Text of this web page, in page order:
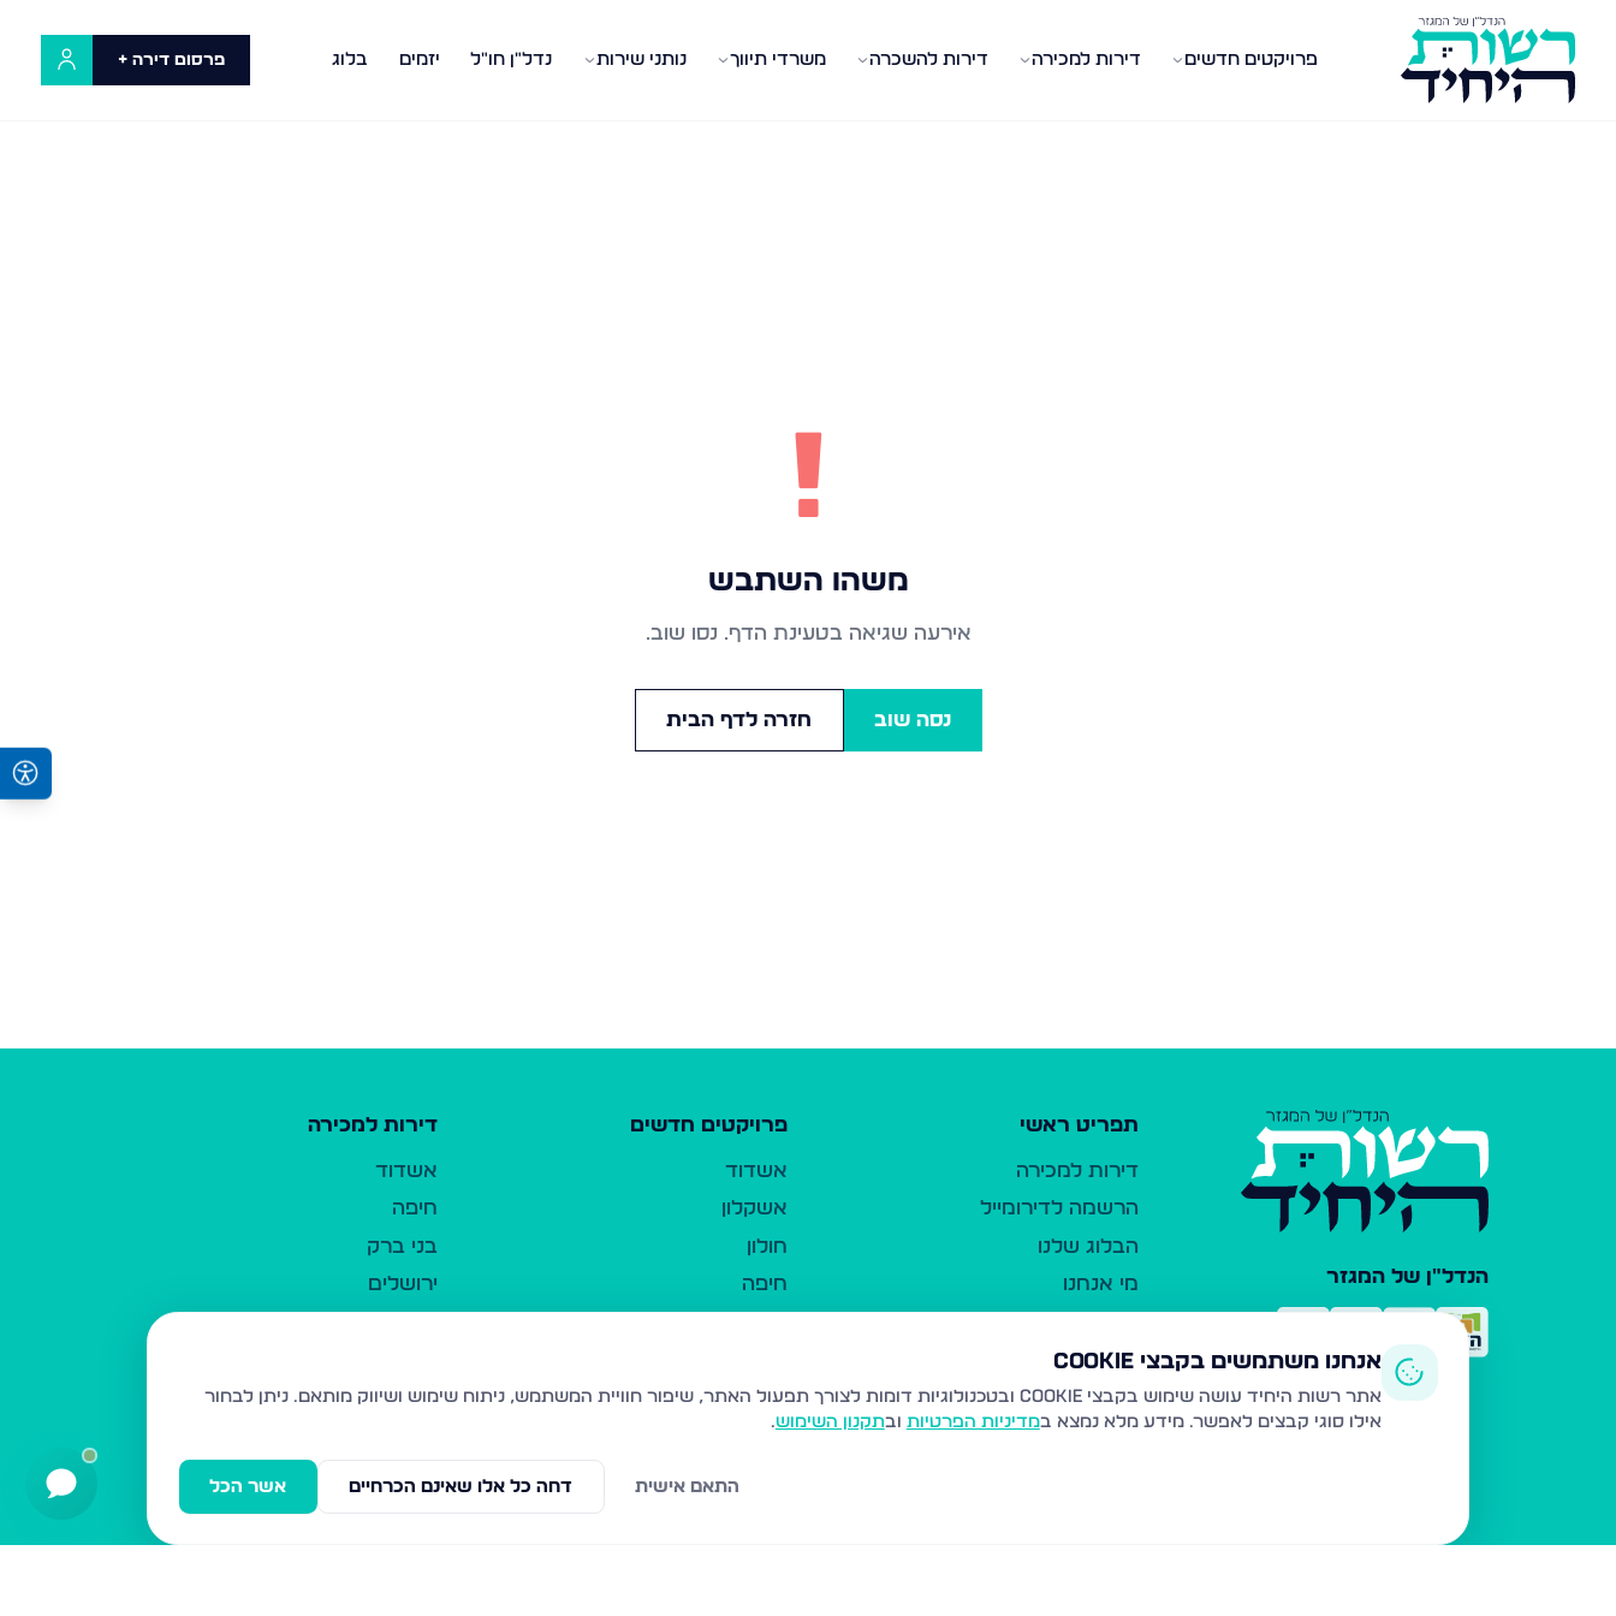
פרויקטים חדשים דירות למכירה דירות להשכרה משרדי תיווך נותני שירות נדל"ן חו"ל יזמים בלוג פרסום דירה +
!
משהו השתבש
אירעה שגיאה בטעינת הדף. נסו שוב.
נסה שוב חזרה לדף הבית
הנדל"ן של המגזר
תפריט ראשי
דירות למכירה
הרשמה לדירומייל
הבלוג שלנו
מי אנחנו
כלי עזר
פרסום ברשות היחיד
משרדי תיווך
פרויקטים חדשים
אשדוד
אשקלון
חולון
חיפה
נהריה
עמנואל
דירות למכירה
אשדוד
חיפה
בני ברק
ירושלים
בית שמש
ביתר עילית
אנחנו משתמשים בקבצי Cookie
אתר רשות היחיד עושה שימוש בקבצי Cookie ובטכנולוגיות דומות לצורך תפעול האתר, שיפור חוויית המשתמש, ניתוח שימוש ושיווק מותאם.
ניתן לבחור
אילו סוגי קבצים לאפשר. מידע מלא נמצא במדיניות הפרטיות ובתקנון השימוש.
אשר הכל דחה כל אלו שאינם הכרחיים התאם אישית